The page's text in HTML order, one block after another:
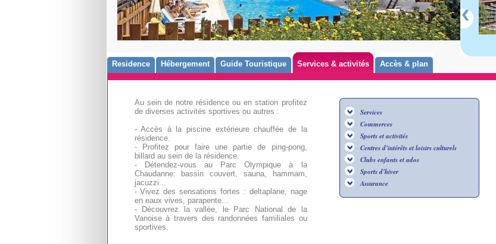
Residence Hébergement Guide Touristique Services & activités Accès & plan
Au sein de notre résidence ou en station profitez
de diverses activités sportives ou autres :
- Accès à la piscine extérieure chauffée de la
résidence.
- Profitez pour faire une partie de ping-pong,
billard au sein de la résidence.
- Détendez-vous au Parc Olympique à la
Chaudanne: bassin couvert, sauna, hammam,
jacuzzi...
- Vivez des sensations fortes : deltaplane, nage
en eaux vives, parapente...
- Découvrez la vallée, le Parc National de la
Vanoise à travers des randonnées familiales ou
sportives.
Services
Commerces
Sports et activités
Centres d'intérêts et loisirs culturels
Clubs enfants et ados
Sports d'hiver
Assurance